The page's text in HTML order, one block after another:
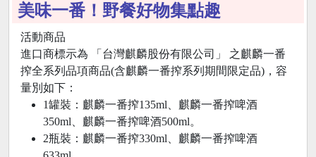
美味一番！野餐好物集點趣
活動商品
進口商標示為 「台灣麒麟股份有限公司」 之麒麟一番
搾全系列品項商品(含麒麟一番搾系列期間限定品)，容
量別如下：
1罐裝：麒麟一番搾135ml、麒麟一番搾啤酒
350ml、麒麟一番搾啤酒500ml。
2瓶裝：麒麟一番搾330ml、麒麟一番搾啤酒